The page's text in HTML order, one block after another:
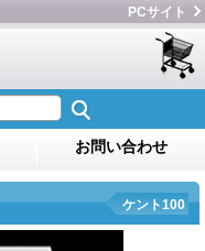
PCサイト
お問い合わせ
ケント100